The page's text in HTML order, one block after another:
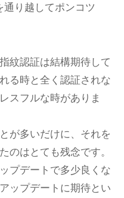
り越してポンコツ
紋認証は結構期待して
る時と全く認証されな
スフルな時がありま
が多いだけに、それを
のはとても残念です。
プデートで多少良くな
ップデートに期待とい